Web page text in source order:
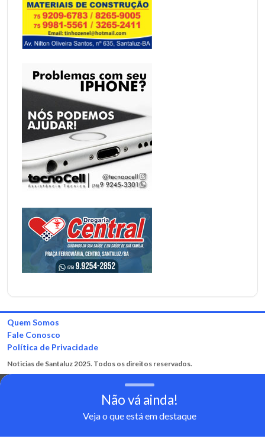
Quem Somos
Fale Conosco
Política de Privacidade
Noticias de Santaluz 2025. Todos os direitos reservados.
Não vá ainda!
Veja o que está em destaque